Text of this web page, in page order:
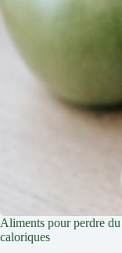
Aliments pour perdre
caloriques